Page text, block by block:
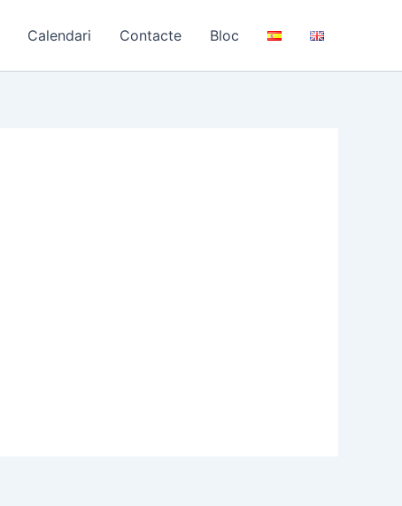
Calendari Contacte Bloc